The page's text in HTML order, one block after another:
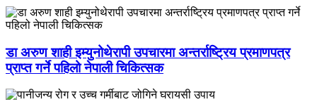
डा अरुण शाही इम्युनोथेरापी उपचारमा अन्तर्राष्ट्रिय प्रमाणपत्र
प्राप्त गर्ने पहिलो नेपाली चिकित्सक